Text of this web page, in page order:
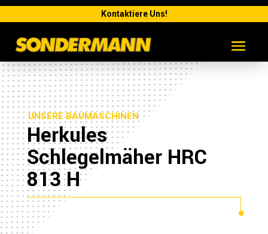
Kontaktiere Uns!
UNSERE BAUMASCHINEN
Herkules
Schlegelmäher HRC
813 H